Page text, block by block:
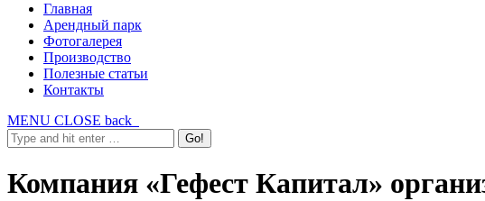
Главная
Арендный парк
Фотогалерея
Производство
Полезные статьи
Контакты
MENU CLOSE back
Компания «Гефест Капитал»